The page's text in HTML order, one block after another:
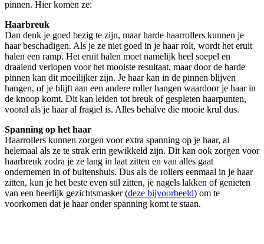
pinnen. Hier komen ze:
Haarbreuk
Dan denk je goed bezig te zijn, maar harde haarrollers kunnen je
haar beschadigen. Als je ze niet goed in je haar rolt, wordt het eruit
halen een ramp. Het eruit halen moet namelijk heel soepel en
draaiend verlopen voor het mooiste resultaat, maar door de harde
pinnen kan dit moeilijker zijn. Je haar kan in de pinnen blijven
hangen, of je blijft aan een andere roller hangen waardoor je haar in
de knoop komt. Dit kan leiden tot breuk of gespleten haarpunten,
vooral als je haar al fragiel is. Alles behalve die mooie krul dus.
Spanning op het haar
Haarrollers kunnen zorgen voor extra spanning op je haar, al
helemaal als ze te strak erin gewikkeld zijn. Dit kan ook zorgen voor
haarbreuk zodra je ze lang in laat zitten en van alles gaat
ondernemen in of buitenshuis. Dus als de rollers eenmaal in je haar
zitten, kun je het beste even stil zitten, je nagels lakken of genieten
van een heerlijk gezichtsmasker (deze bijvoorbeeld) om te
voorkomen dat je haar onder spanning komt te staan.